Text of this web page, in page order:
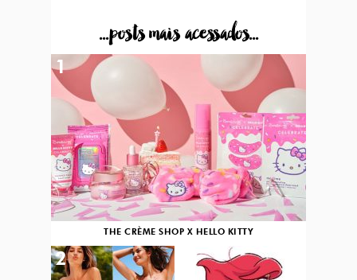
...posts mais acessados...
THE CRÈME SHOP X HELLO KITTY
1
2 3